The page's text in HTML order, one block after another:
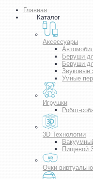
Главная
Каталог
Аксессуары
Беруши
Беруши
Звуковые
Умные
Игрушки
Робот-
3D Технологии
Пищевой
Очки